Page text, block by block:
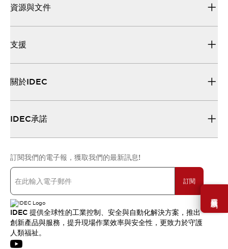
需要幫助嗎？
資源與文件
支援
關於IDEC
IDEC承諾
訂閱我們的電子報，獲取我們的最新訊息!
訂閱
IDEC 提供全球性的工業控制、安全與自動化解決方案，推出
創新產品與服務，提升現場作業效率與安全性，更致力於守護
人類福祉。